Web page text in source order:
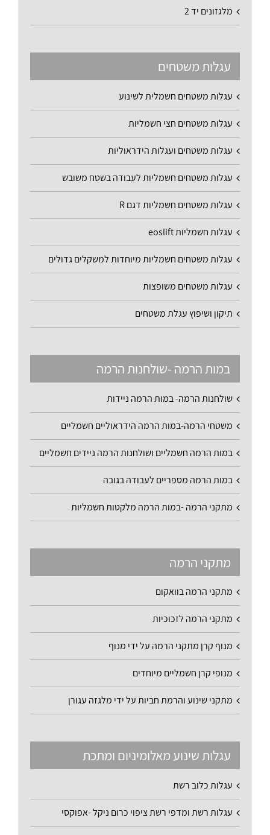
מלגזונים יד 2
עגלות משטחים
עגלות משטחים חשמלית לשינוע
עגלות משטחים חצי חשמליות
עגלות משטחים ועגלות הידראוליות
עגלות משטחים חשמליות לעבודה בשטח משובש
עגלות משטחים חשמליות דגם R
עגלות חשמליות eoslift
עגלות משטחים חשמליות מיוחדות למשקלים גדולים
עגלות משטחים משופצות
תיקון ושיפוץ עגלת משטחים
במות הרמה -שולחנות הרמה
שולחנות הרמה- במות הרמה ניידות
משטחי הרמה-במות הרמה הידראוליים חשמליים
במות הרמה חשמליים ושולחנות הרמה ניידים חשמליים
במות הרמה מספריים לעבודה בגובה
מתקני הרמה -במות הרמה מלקטות חשמליות
מתקני הרמה
מתקני הרמה בוואקום
מתקני הרמה לזכוכיות
מנוף קרן מתקני הרמה על ידי מנוף
מנופי קרן חשמליים מיוחדים
מתקני שינוע והרמת חביות על ידי מלגזה עגורן
עגלות שינוע מאלומיניום ומתכת
עגלות כלוב רשת
עגלות רשת ומדפי רשת ציפוי כרום ניקל -אפוקסי